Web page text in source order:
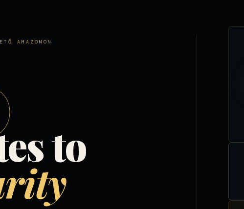
AMAZONON
to